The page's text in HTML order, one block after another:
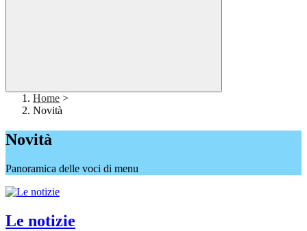
Home >
Novità
Novità
Panoramica delle voci di menu
Le notizie